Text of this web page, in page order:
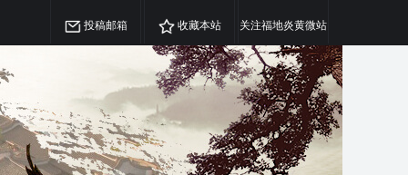
投稿邮箱 收藏本站 关注福地炎黄微站